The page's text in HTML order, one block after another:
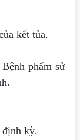
kết tủa.
Bệnh phẩm sử
định kỳ.